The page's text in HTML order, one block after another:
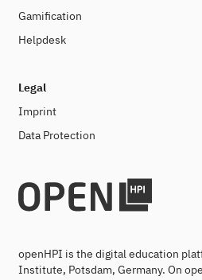
Gamification
Helpdesk
Legal
Imprint
Data Protection
openHPI is the digital education
Institute, Potsdam, Germany. On